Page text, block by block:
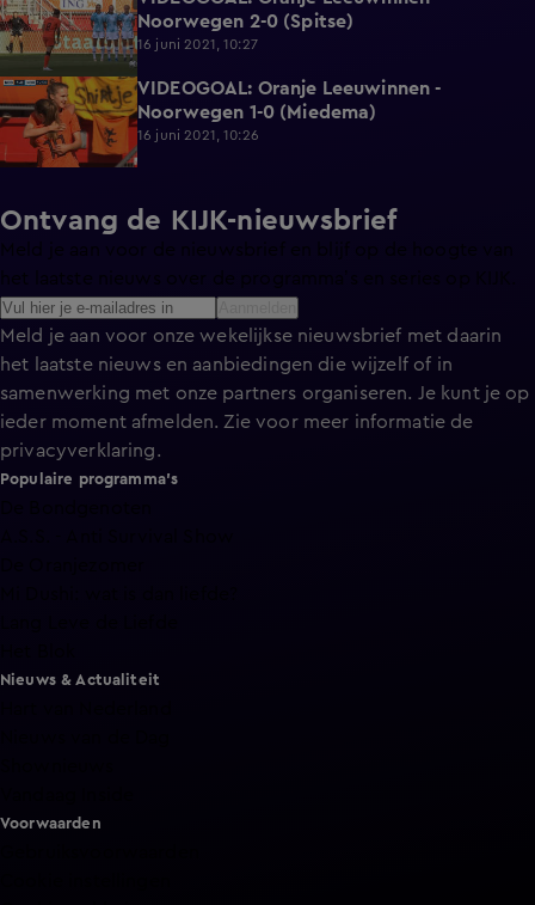
Noorwegen 2-0 (Spitse)
16 juni 2021, 10:27
1:04
VIDEOGOAL: Oranje Leeuwinnen -
Noorwegen 1-0 (Miedema)
16 juni 2021, 10:26
Ontvang de KIJK-nieuwsbrief
Meld je aan voor de nieuwsbrief en blijf op de hoogte van
het laatste nieuws over de programma’s en series op KIJK.
Meld je aan voor onze wekelijkse nieuwsbrief met daarin
het laatste nieuws en aanbiedingen die wijzelf of in
samenwerking met onze partners organiseren. Je kunt je op
ieder moment afmelden. Zie voor meer informatie de
privacyverklaring.
Populaire programma's
Nieuws & Actualiteit
Voorwaarden